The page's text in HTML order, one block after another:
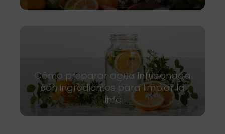
Cómo preparar agua infusionada
con ingredientes para limpiar la
linfa